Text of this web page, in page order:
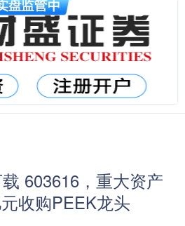
603616，重大资产
收购PEEK龙头